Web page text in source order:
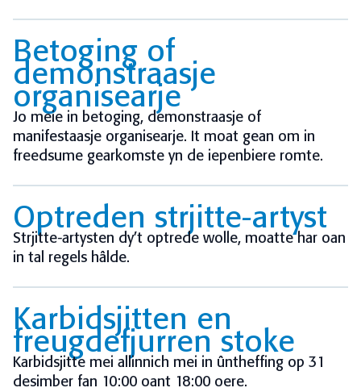
Betoging of
demonstraasje
organisearje
Jo meie in betoging, demonstraasje of
manifestaasje organisearje. It moat gean om in
freedsume gearkomste yn de iepenbiere romte.
Optreden strjitte-artyst
Strjitte-artysten dy’t optrede wolle, moatte har oan
in tal regels hâlde.
Karbidsjitten en
freugdefjurren stoke
Karbidsjitte mei allinnich mei in ûntheffing op 31
desimber fan 10:00 oant 18:00 oere.